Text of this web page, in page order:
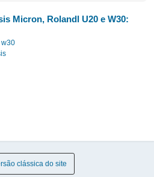
Micron, Rolandl U20 e W30:
w30
clássica do site